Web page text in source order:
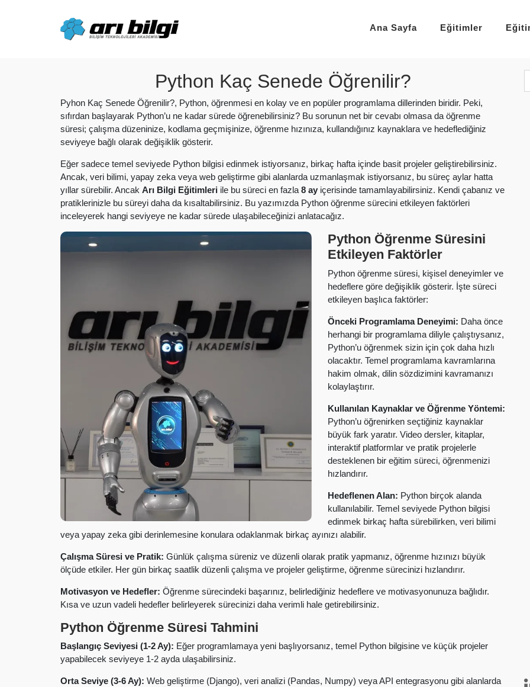
Ana Sayfa Eğitimler
Python Kaç Senede Öğrenilir?
Pyhon Kaç Senede Öğrenilir?, Python, öğrenmesi en kolay ve en popüler programlama dillerinden biridir. Peki,
sıfırdan başlayarak Python’u ne kadar sürede öğrenebilirsiniz? Bu sorunun net bir cevabı olmasa da öğrenme
süresi; çalışma düzeninize, kodlama geçmişinize, öğrenme hızınıza, kullandığınız kaynaklara ve hedeflediğiniz
seviyeye bağlı olarak değişiklik gösterir.
Eğer sadece temel seviyede Python bilgisi edinmek istiyorsanız, birkaç hafta içinde basit projeler geliştirebilirsiniz.
Ancak, veri bilimi, yapay zeka veya web geliştirme gibi alanlarda uzmanlaşmak istiyorsanız, bu süreç aylar hatta
yıllar sürebilir. Ancak Arı Bilgi Eğitimleri ile bu süreci en fazla 8 ay içerisinde tamamlayabilirsiniz. Kendi çabanız ve
pratiklerinizle bu süreyi daha da kısaltabilirsiniz. Bu yazımızda Python öğrenme sürecini etkileyen faktörleri
inceleyerek hangi seviyeye ne kadar sürede ulaşabileceğinizi anlatacağız.
Python Öğrenme Süresini
Etkileyen Faktörler
Python öğrenme süresi, kişisel deneyimler ve
hedeflere göre değişiklik gösterir. İşte süreci
etkileyen başlıca faktörler:
Önceki Programlama Deneyimi: Daha önce
herhangi bir programlama diliyle çalıştıysanız,
Python’u öğrenmek sizin için çok daha hızlı
olacaktır. Temel programlama kavramlarına
hakim olmak, dilin sözdizimini kavramanızı
kolaylaştırır.
Kullanılan Kaynaklar ve Öğrenme Yöntemi:
Python’u öğrenirken seçtiğiniz kaynaklar
büyük fark yaratır. Video dersler, kitaplar,
interaktif platformlar ve pratik projelerle
desteklenen bir eğitim süreci, öğrenmenizi
hızlandırır.
Hedeflenen Alan: Python birçok alanda
kullanılabilir. Temel seviyede Python bilgisi
edinmek birkaç hafta sürebilirken, veri bilimi
veya yapay zeka gibi derinlemesine konulara odaklanmak birkaç ayınızı alabilir.
Çalışma Süresi ve Pratik: Günlük çalışma süreniz ve düzenli olarak pratik yapmanız, öğrenme hızınızı büyük
ölçüde etkiler. Her gün birkaç saatlik düzenli çalışma ve projeler geliştirme, öğrenme sürecinizi hızlandırır.
Motivasyon ve Hedefler: Öğrenme sürecindeki başarınız, belirlediğiniz hedeflere ve motivasyonunuza bağlıdır.
Kısa ve uzun vadeli hedefler belirleyerek sürecinizi daha verimli hale getirebilirsiniz.
Python Öğrenme Süresi Tahmini
Başlangıç Seviyesi (1-2 Ay): Eğer programlamaya yeni başlıyorsanız, temel Python bilgisine ve küçük projeler
yapabilecek seviyeye 1-2 ayda ulaşabilirsiniz.
Orta Seviye (3-6 Ay): Web geliştirme (Django), veri analizi (Pandas, Numpy) veya API entegrasyonu gibi alanlarda